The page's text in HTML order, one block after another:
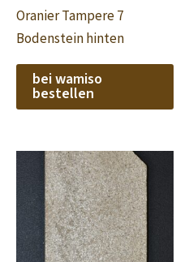
Oranier Tampere 7
Bodenstein hinten
bei wamiso
bestellen